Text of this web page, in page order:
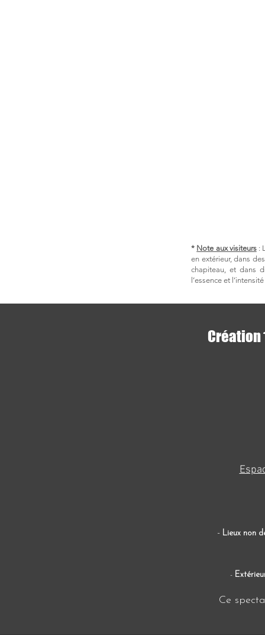
* Note aux visiteurs:
en extérieur, dans
chapiteau, et dans
l’essence et
Création
- Lieux non
-
Ce